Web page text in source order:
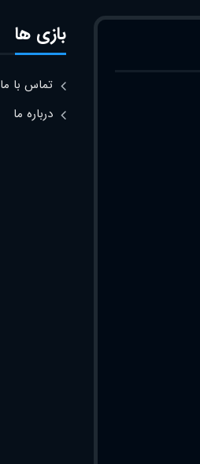
بازی ها
تماس با ما
درباره ما